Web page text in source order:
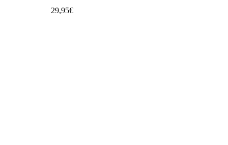
29,95€